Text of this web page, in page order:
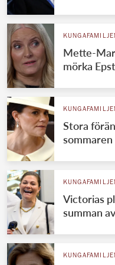
Mette-
mörka
Stora
sommaren
Victorias
summan